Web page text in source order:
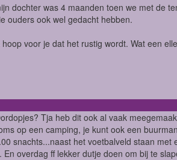
dochter was 4 maanden toen we met de
ouders ook wel gedacht hebben.
hoop voor je dat het rustig wordt. Wat een
Tja heb dit ook al vaak
op een camping, je kunt ook een
snachts...naast het voetbalveld staan
En overdag ff lekker dutje doen om bij te